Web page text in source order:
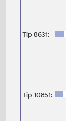
Tip 8631:
Tip 10851: